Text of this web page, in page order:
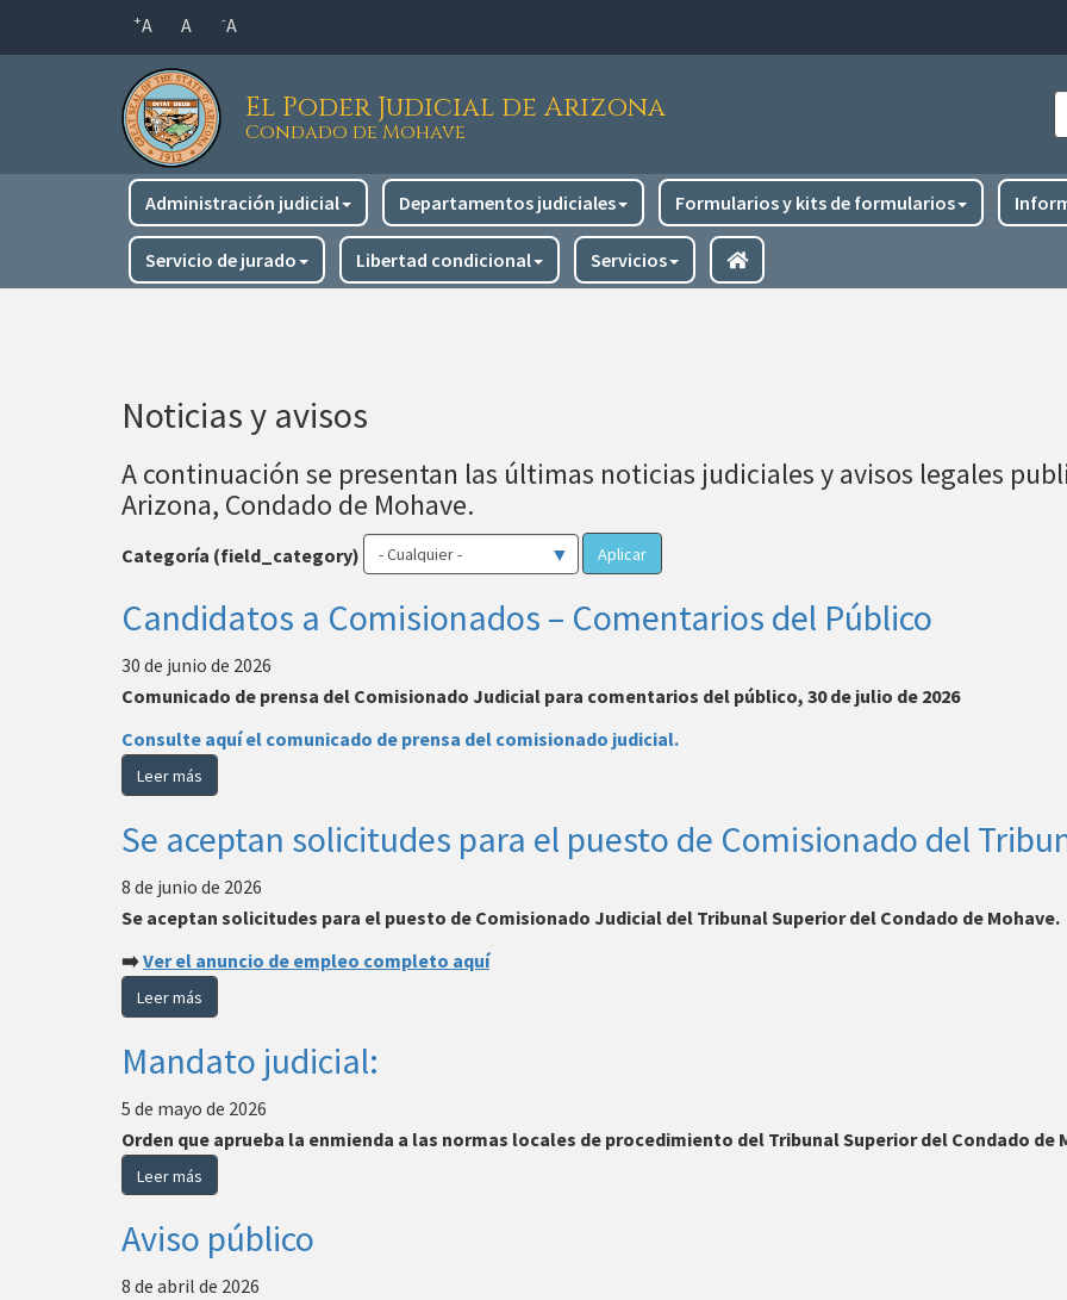
-A
A
+A
El Poder Judicial de Arizona
Condado de Mohave
Navegación
principal
Administración judicial Departamentos judiciales Formularios y kits de formularios
Servicio de jurado Libertad condicional Servicios
Noticias y avisos
A continuación se presentan las últimas noticias judiciales y avisos legales
Arizona, Condado de Mohave.
Categoría (field_category) Aplicar
Candidatos a Comisionados – Comentarios del Público
30 de junio de 2026
Comunicado de prensa del Comisionado Judicial para comentarios del público, 30 de julio de 2026
Consulte aquí el comunicado de prensa del comisionado judicial.
Leer más
Se aceptan solicitudes para el puesto de Comisionado del
8 de junio de 2026
Se aceptan solicitudes para el puesto de Comisionado Judicial del Tribunal Superior del Condado de Mohave.
➡️Ver el anuncio de empleo completo aquí
Leer más
Mandato judicial:
5 de mayo de 2026
Orden que aprueba la enmienda a las normas locales de procedimiento del Tribunal Superior del Condado de
Leer más
Aviso público
8 de abril de 2026